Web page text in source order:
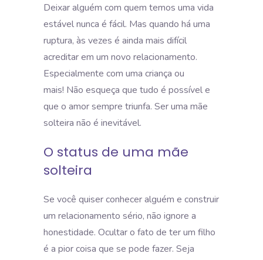
Deixar alguém com quem temos uma vida
estável nunca é fácil. Mas quando há uma
ruptura, às vezes é ainda mais difícil
acreditar em um novo relacionamento.
Especialmente com uma criança ou
mais! Não esqueça que tudo é possível e
que o amor sempre triunfa. Ser uma mãe
solteira não é inevitável.
O status de uma mãe
solteira
Se você quiser conhecer alguém e construir
um relacionamento sério, não ignore a
honestidade. Ocultar o fato de ter um filho
é a pior coisa que se pode fazer. Seja